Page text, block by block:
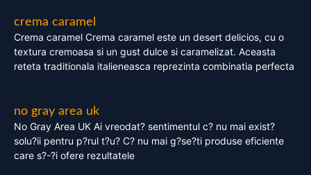
crema caramel
Crema caramel Crema caramel este un desert delicios, cu o
textura cremoasa si un gust dulce si caramelizat. Aceasta
reteta traditionala italieneasca reprezinta combinatia perfecta
no gray area uk
No Gray Area UK Ai vreodat? sentimentul c? nu mai exist?
solu?ii pentru p?rul t?u? C? nu mai g?se?ti produse eficiente
care s?-?i ofere rezultatele